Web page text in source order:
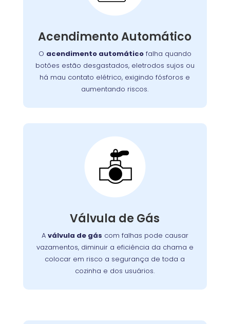
Acendimento Automático
O acendimento automáticofalha quando
botões estão desgastados, eletrodos sujos ou
há mau contato elétrico, exigindo fósforos e
aumentando riscos.
diagnósticos precisos
para identificar a origem
da falha no sistema de ignição. Corrigimos
defeitos elétricos, limpamos os eletrodos e
substituímos botões ou ignições
comprometidas. Nosso objetivo é restaurar o
funcionamento automático, devolvendo
segurança, agilidade e praticidade
no uso
diário do fogão.
Válvula de Gás
A válvula de gás com falhas pode causar
vazamentos, diminuir a eficiência da chama e
colocar em risco a segurança de toda a
cozinha e dos usuários.
Válvula de Gás:
Wandertec Curitiba
, realizamos
para identificar falhas na válvula e
nas conexões do fogão. Substituímos válvulas
assegurando a
vedação perfeita contra
desempenho ideal do fogão, mas também a
segurança da sua família e do seu ambiente
doméstico
.